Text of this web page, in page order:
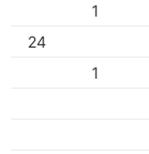
1
24
1